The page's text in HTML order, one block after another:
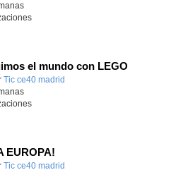
el mundo con LEGO
Tic ce40 madrid
EUROPA!
Tic ce40 madrid